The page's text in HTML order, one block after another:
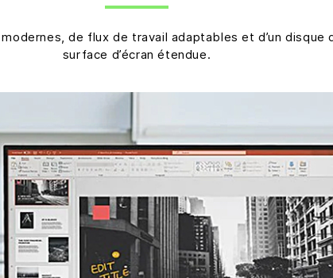
de flux de travail adaptables et d’un disque
surface d’écran étendue.